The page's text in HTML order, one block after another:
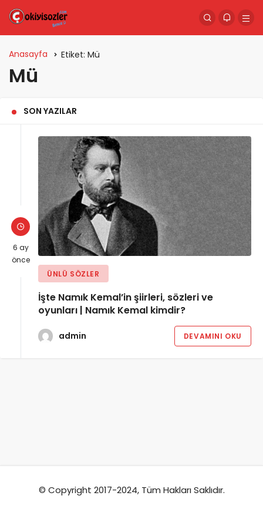
Anasayfa Etiket: Mü
Mü
SON YAZILAR
6 ay
önce
ÜNLÜ SÖZLER
İşte Namık Kemal’in şiirleri, sözleri ve
oyunları | Namık Kemal kimdir?
admin DEVAMINI OKU
© Copyright 2017-2024, Tüm Hakları Saklıdır.